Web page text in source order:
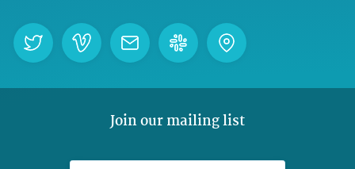
Join our mailing list